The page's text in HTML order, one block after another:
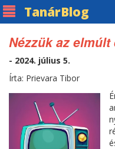
TanárBlog
Nézzük az
- 2024. július 5.
Írta: Prievara Tibor